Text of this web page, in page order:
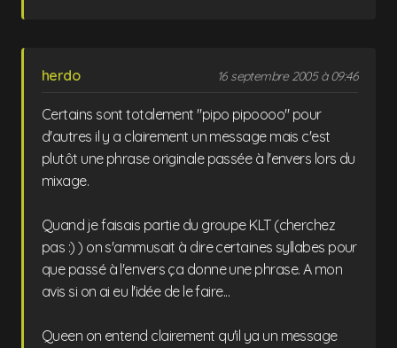
herdo 16 septembre 2005 à 09:46
Certains sont totalement "pipo pipoooo" pour
d'autres il y a clairement un message mais c'est
plutôt une phrase originale passée à l'envers lors du
mixage.
Quand je faisais partie du groupe KLT (cherchez
pas :) ) on s'ammusait à dire certaines syllabes pour
que passé à l'envers ça donne une phrase. A mon
avis si on ai eu l'idée de le faire...
Queen on entend clairement qu'il ya un message